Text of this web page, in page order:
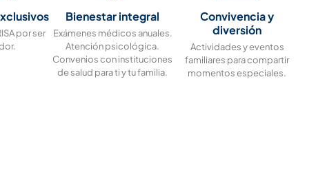
por ser
Bienestar integral
Exámenes médicos anuales.
Atención psicológica.
Convenios con instituciones
de salud para ti y tu familia.
Convivencia y
diversión
Actividades y eventos
familiares para compartir
momentos especiales.